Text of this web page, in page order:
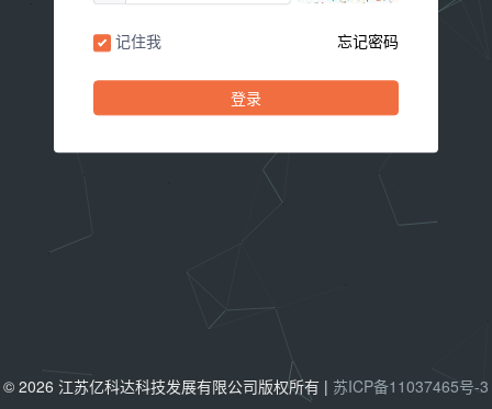
记住我 忘记密码
登录
© 2026 江苏亿科达科技发展有限公司版权所有 | 苏ICP备11037465号-3